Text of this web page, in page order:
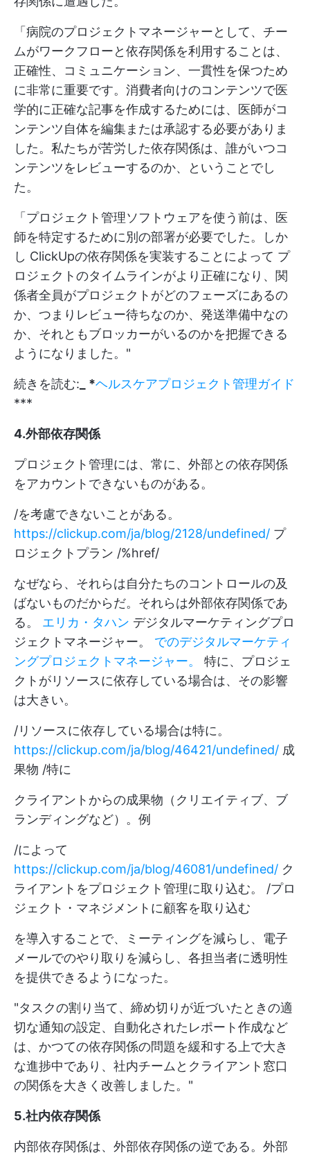
「病院のプロジェクトマネージャーとして、チー
ムがワークフローと依存関係を利用することは、
正確性、コミュニケーション、一貫性を保つため
に非常に重要です。消費者向けのコンテンツで医
学的に正確な記事を作成するためには、医師がコ
ンテンツ自体を編集または承認する必要がありま
した。私たちが苦労した依存関係は、誰がいつコ
ンテンツをレビューするのか、ということでし
た。
「プロジェクト管理ソフトウェアを使う前は、医
師を特定するために別の部署が必要でした。しか
し ClickUpの依存関係を実装することによって プ
ロジェクトのタイムラインがより正確になり、関
係者全員がプロジェクトがどのフェーズにあるの
か、つまりレビュー待ちなのか、発送準備中なの
か、それともブロッカーがいるのかを把握できる
ようになりました。"
続きを読む: _ *ヘルスケアプロジェクト管理ガイド
***
4.外部依存関係
プロジェクト管理には、常に、外部との依存関係
をアカウントできないものがある。
/を考慮できないことがある。
https://clickup.com/ja/blog/2128/undefined/ プ
ロジェクトプラン /%href/
なぜなら、それらは自分たちのコントロールの及
ばないものだからだ。それらは外部依存関係であ
る。 エリカ・タハン デジタルマーケティングプロ
ジェクトマネージャー。 でのデジタルマーケティ
ングプロジェクトマネージャー。
特に、プロジェ
クトがリソースに依存している場合は、その影響
は大きい。
/リソースに依存している場合は特に。
https://clickup.com/ja/blog/46421/undefined/ 成
果物 /特に
クライアントからの成果物（クリエイティブ、ブ
ランディングなど）。例
/によって
https://clickup.com/ja/blog/46081/undefined/ ク
ライアントをプロジェクト管理に取り込む。 /プロ
ジェクト・マネジメントに顧客を取り込む
を導入することで、ミーティングを減らし、電子
メールでのやり取りを減らし、各担当者に透明性
を提供できるようになった。
"タスクの割り当て、締め切りが近づいたときの適
切な通知の設定、自動化されたレポート作成など
は、かつての依存関係の問題を緩和する上で大き
な進捗中であり、社内チームとクライアント窓口
の関係を大きく改善しました。"
5.社内依存関係
内部依存関係は、外部依存関係の逆である。外部